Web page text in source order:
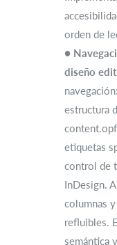
orden de
●
diseño
estructura
etiquetas
control de
InDesign.
columnas
refluibles.
semántica